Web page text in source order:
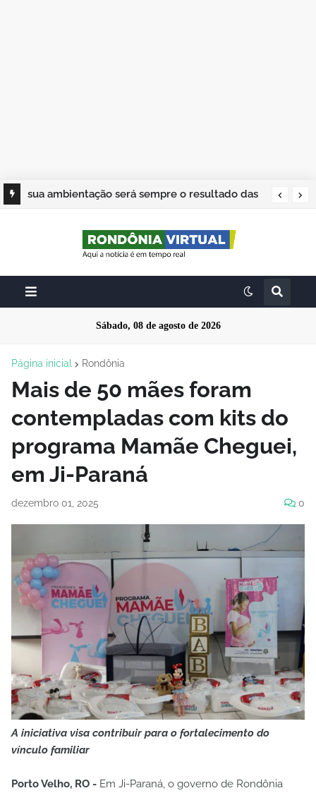
sua ambientação será sempre o resultado das
Sábado, 08 de agosto de 2026
Página inicial Rondônia
Mais de 50 mães foram
contempladas com kits do
programa Mamãe Cheguei,
em Ji-Paraná
dezembro 01, 2025 0
A iniciativa visa contribuir para o fortalecimento do
vínculo familiar
Porto Velho, RO - Em Ji-Paraná, o governo de Rondônia